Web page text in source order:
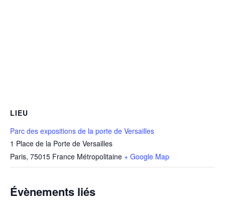
LIEU
Parc des expositions de la porte de Versailles
1 Place de la Porte de Versailles
Paris, 75015 France Métropolitaine + Google Map
Évènements liés